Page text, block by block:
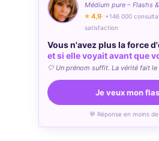
Médium pure – Flashs
⭐ 4,9· +146 000
satisfaction
Vous n'avez plus la force
et si elle voyait avant que
🤍 Un prénom suffit. La vérité fait le
Je veux mon
💬 Réponse en moins